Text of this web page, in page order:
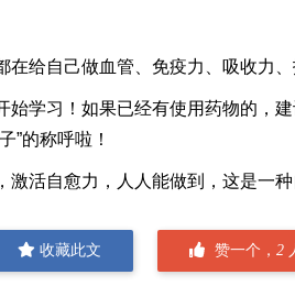
给自己做血管、免疫力、吸收力
学习！如果已经有使用药物的，
”的称呼啦！
活自愈力，人人能做到，这是一种
收藏此文 赞一个， 2